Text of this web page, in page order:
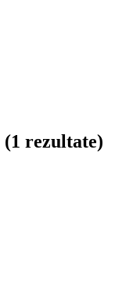
(1 rezultate)